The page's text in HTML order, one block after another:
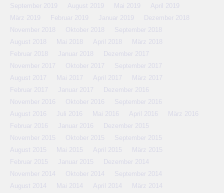
September 2019
August 2019 Mai 2019
April 2019
März 2019
Februar 2019 Januar 2019
Dezember 2018
November 2018
Oktober 2018
September 2018
August 2018
Mai 2018 April 2018
März 2018
Februar 2018
Januar 2018
Dezember 2017
November 2017
Oktober 2017
September 2017
August 2017
Mai 2017 April 2017
März 2017
Februar 2017
Januar 2017
Dezember 2016
November 2016
Oktober 2016
September 2016
August 2016
Juli 2016 Mai 2016 April 2016
März 2016
Februar 2016
Januar 2016
Dezember 2015
November 2015
Oktober 2015
September 2015
August 2015
Mai 2015 April 2015
März 2015
Februar 2015
Januar 2015
Dezember 2014
November 2014
Oktober 2014
September 2014
August 2014
Mai 2014 April 2014
März 2014